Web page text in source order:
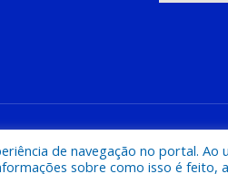
de navegação no portal.
sobre como isso é feito,